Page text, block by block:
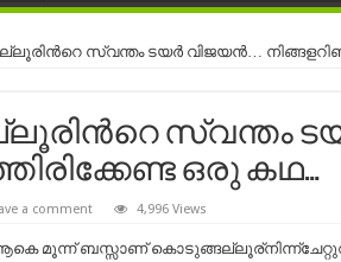
സ്വന്തം ടയർ വിജയൻ…
സ്വന്തം
ഒരു കഥ…
a comment 4,996 Views
മൂന്ന് ബസ്സാണ്